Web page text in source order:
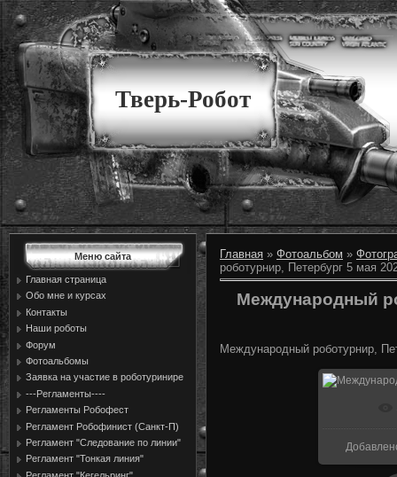
Тверь-Робот
Меню сайта
Главная страница
Обо мне и курсах
Контакты
Наши роботы
Форум
Фотоальбомы
Заявка на участие в роботуринире
---Регламенты----
Регламенты Робофест
Регламент Робофинист (Санкт-П)
Регламент "Следование по линии"
Регламент "Тонкая линия"
Главная » Фотоальбом »
роботурнир, Петербург 5 мая
Международный
Международный роботурнир,